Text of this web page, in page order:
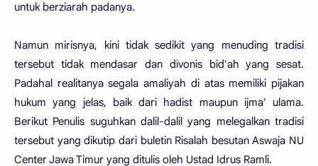
untuk berziarah padanya.
Namun mirisnya, kini tidak sedikit yang menuding tradisi
tersebut tidak mendasar dan divonis bid'ah yang sesat.
Padahal realitanya segala amaliyah di atas memiliki pijakan
hukum yang jelas, baik dari hadist maupun ijma' ulama.
Berikut Penulis suguhkan dalil-dalil yang melegalkan tradisi
tersebut yang dikutip dari buletin Risalah besutan Aswaja NU
Center Jawa Timur yang ditulis oleh Ustad Idrus Ramli.